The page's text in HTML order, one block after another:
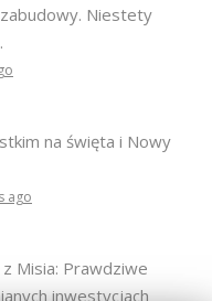
Niestety
na święta i Nowy
ago
Misia: Prawdziwe
inwestycjach